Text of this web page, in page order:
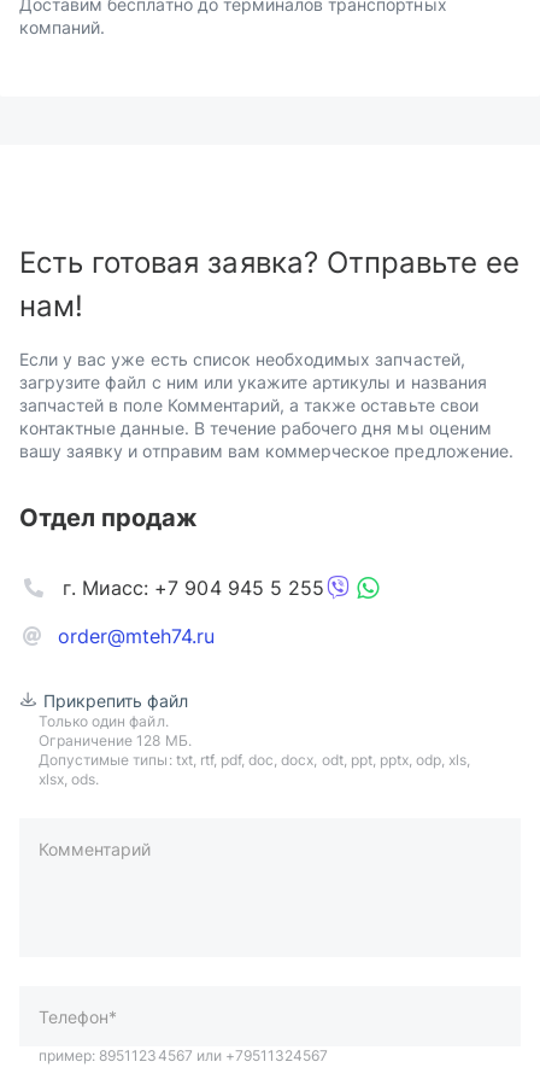
Доставим бесплатно до терминалов транспортных
компаний.
Есть готовая заявка? Отправьте ее
нам!
Если у вас уже есть список необходимых запчастей,
загрузите файл с ним или укажите артикулы и названия
запчастей в поле Комментарий, а также оставьте свои
контактные данные. В течение рабочего дня мы оценим
вашу заявку и отправим вам коммерческое предложение.
Отдел продаж
order@mteh74.ru
г. Миасс: +7 904 945 5 255
Прикрепить файл
Только один файл.
Ограничение 128 МБ.
Допустимые типы: txt, rtf, pdf, doc, docx, odt, ppt, pptx, odp, xls,
xlsx, ods.
Комментарий
пример: 89511234567 или +79511324567
Отправить